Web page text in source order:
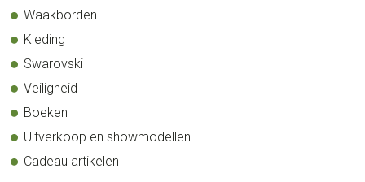
Waakborden
Kleding
Swarovski
Veiligheid
Boeken
Uitverkoop en showmodellen
Cadeau artikelen